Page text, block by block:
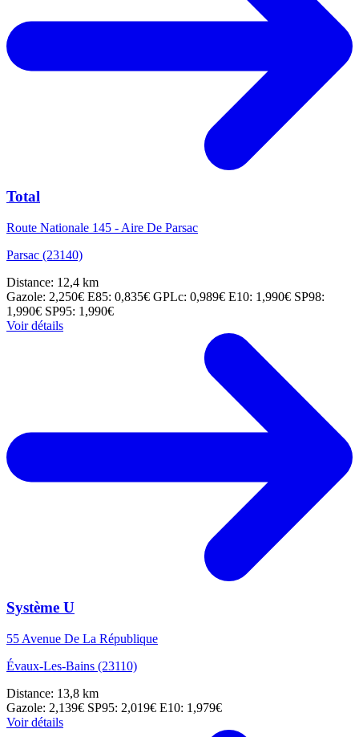
Total
Route Nationale 145 - Aire De Parsac
Parsac (23140)
Distance: 12,4 km
Gazole: 2,250€ E85: 0,835€ GPLc: 0,989€ E10: 1,990€ SP98:
1,990€ SP95: 1,990€
Voir détails
Système U
55 Avenue De La République
Évaux-Les-Bains (23110)
Distance: 13,8 km
Gazole: 2,139€ SP95: 2,019€ E10: 1,979€
Voir détails